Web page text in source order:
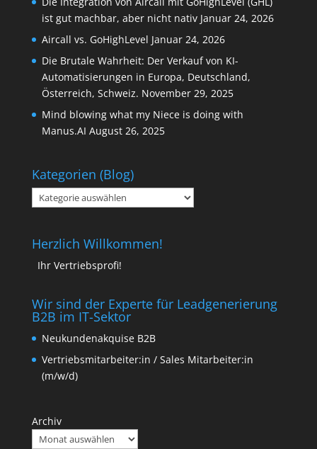
ist gut machbar, aber nicht nativ Januar 24, 2026
Aircall vs. GoHighLevel Januar 24, 2026
Die Brutale Wahrheit: Der Verkauf von KI-
Automatisierungen in Europa, Deutschland,
Österreich, Schweiz. November 29, 2025
Mind blowing what my Niece is doing with
Manus.AI August 26, 2025
Kategorien (Blog)
Kategorien
(Blog)
Herzlich Willkommen!
Ihr Vertriebsprofi!
Wir sind der Experte für Leadgenerierung
B2B im IT-Sektor
Neukundenakquise B2B
Vertriebsmitarbeiter:in / Sales Mitarbeiter:in
(m/w/d)
Archiv